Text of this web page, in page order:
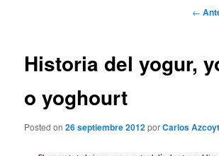
←
Historia del yogur,
o yoghourt
Posted on26 septiembre 2012porCarlos